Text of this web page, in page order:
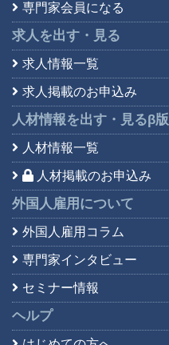
専門家会員になる
求人を出す・見る
求人情報一覧
求人掲載のお申込み
人材情報を出す・見るβ版
人材情報一覧
人材掲載のお申込み
外国人雇用について
外国人雇用コラム
専門家インタビュー
セミナー情報
ヘルプ